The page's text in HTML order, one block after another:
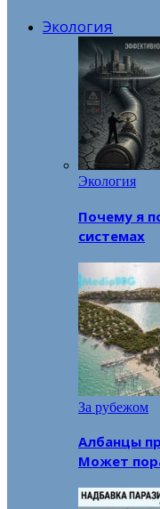
Экология
Экология
Почему я
системах
За рубежом
Албанцы
Может